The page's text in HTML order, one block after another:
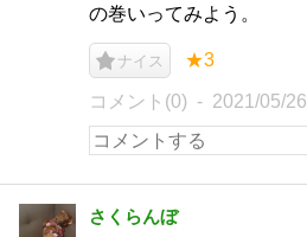
の巻いってみよう。
ナイス ★3
コメント(0) 2021/05/26
さくらんぼ